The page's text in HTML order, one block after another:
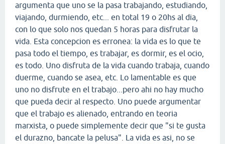
argumenta que uno se la pasa trabajando, estudiando,
viajando, durmiendo, etc... en total 19 o 20hs al dia,
con lo que solo nos quedan 5 horas para disfrutar la
vida. Esta concepcion es erronea: la vida es lo que te
pasa todo el tiempo, es trabajar, es dormir, es el ocio,
es todo. Uno disfruta de la vida cuando trabaja, cuando
duerme, cuando se asea, etc. Lo lamentable es que
uno no disfrute en el trabajo...pero ahi no hay mucho
que pueda decir al respecto. Uno puede argumentar
que el trabajo es alienado, entrando en teoria
marxista, o puede simplemente decir que "si te gusta
el durazno, bancate la pelusa". La vida es asi, no se